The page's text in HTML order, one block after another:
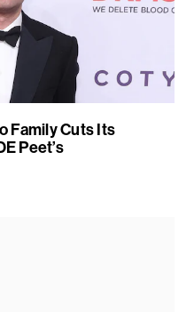
Family Cuts Its
Peet’s